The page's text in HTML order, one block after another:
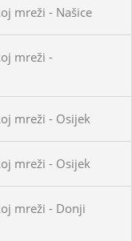
mreži - Našice
mreži -
mreži - Osijek
mreži - Osijek
mreži - Donji